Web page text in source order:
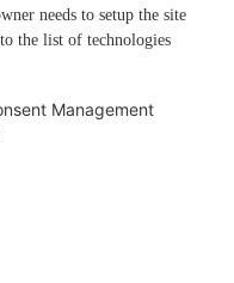
needs to setup the site
the list of technologies
Management